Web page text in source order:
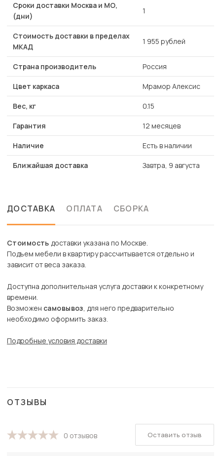
Сроки доставки Москва и МО,
(дни)
1
Стоимость доставки в пределах
МКАД
1 955 рублей
Страна производитель Россия
Цвет каркаса Мрамор Алексис
Вес, кг 0.15
Гарантия 12 месяцев
Наличие Есть в наличии
Ближайшая доставка Завтра, 9 августа
ДОСТАВКА ОПЛАТА СБОРКА
Стоимость доставки указана по Москве.
Подъем мебели в квартиру рассчитывается отдельно и
зависит от веса заказа.
Доступна дополнительная услуга доставки к конкретному
времени.
Возможен самовывоз, для него предварительно
необходимо оформить заказ.
Подробные условия доставки
ОТЗЫВЫ
0 отзывов Оставить отзыв